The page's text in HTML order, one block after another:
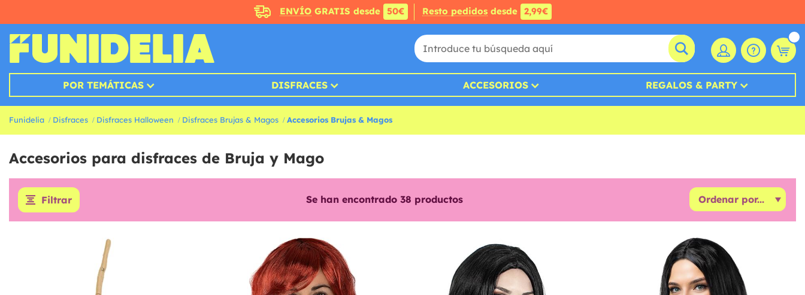
ENVÍOGRATIS desde 50€ Resto pedidosdesde 2,99€
POR TEMÁTICAS DISFRACES ACCESORIOS REGALOS & PARTY
Funidelia Disfraces Disfraces Halloween Disfraces Brujas & Magos Accesorios Brujas & Magos
Accesorios para disfraces de Bruja y Mago
Filtrar Se han encontrado 38 productos